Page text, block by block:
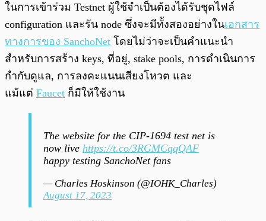
ในการเข้าร่วม Testnet ผู้ใช้จำเป็นต้องได้รับชุดไฟล์
configuration และรัน node ซึ่งจะมีทั้งสองอย่างในเอกสาร
ทางการของ SanchoNet โดยไม่ว่าจะเป็นคำแนะนำ
สำหรับการสร้าง keys, ที่อยู่, stake pools, การดำเนินการ
กำกับดูแล, การลงคะแนนเสียงโหวต และ
แม้แต่ Faucet ก็มีให้ใช้งาน
The website for the CIP-1694 test net is
now live https://t.co/3RGMCqqQAF
happy testing SanchoNet fans
— Charles Hoskinson (@IOHK_Charles)
August 17, 2023